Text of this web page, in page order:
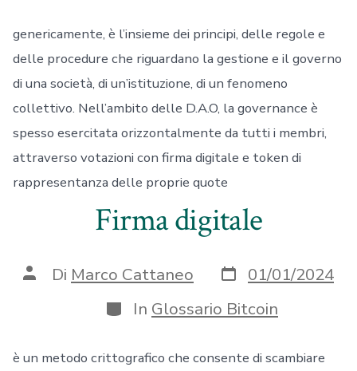
genericamente, è l’insieme dei principi, delle regole e
delle procedure che riguardano la gestione e il governo
di una società, di un’istituzione, di un fenomeno
collettivo. Nell’ambito delle D.A.O, la governance è
spesso esercitata orizzontalmente da tutti i membri,
attraverso votazioni con firma digitale e token di
rappresentanza delle proprie quote
Firma digitale
Autore
articolo
Di Marco Cattaneo Data
articolo
01/01/2024
Categorie
In Glossario Bitcoin
è un metodo crittografico che consente di scambiare